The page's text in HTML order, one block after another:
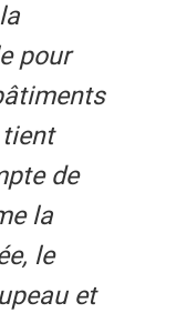
pour
tient
de
la
le
et